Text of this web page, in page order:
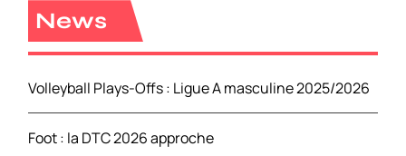
h
e
:
News
Volleyball Plays-Offs : Ligue A masculine 2025/2026
Foot : la DTC 2026 approche